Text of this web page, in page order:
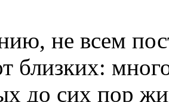
не всем
близких:
до сих пор